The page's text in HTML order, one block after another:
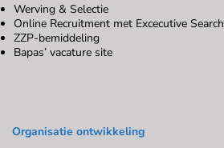
Werving & Selectie
Online Recruitment met Excecutive Search
ZZP-bemiddeling
Bapas’ vacature site
Organisatie ontwikkeling